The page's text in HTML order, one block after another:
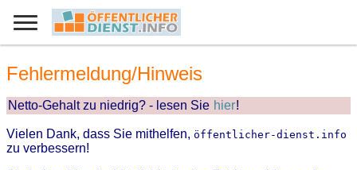
Fehlermeldung/Hinweis
Netto-Gehalt zu niedrig? - lesen Sie hier!
Vielen Dank, dass Sie mithelfen, öffentlicher-dienst.info
zu verbessern!